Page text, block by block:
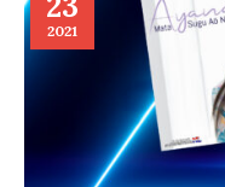
2021